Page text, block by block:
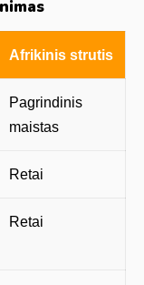
Afrikinis strutis
Pagrindinis
maistas
Retai
Retai